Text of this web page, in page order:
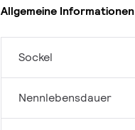
Allgemeine Informationen
Sockel
Nennlebensdauer